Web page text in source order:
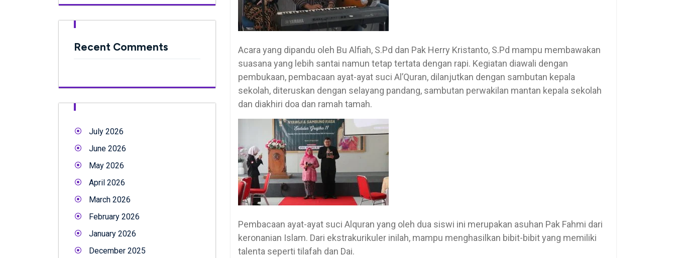
Acara yang dipandu oleh Bu Alfiah, S.Pd dan Pak Herry Kristanto, S.Pd mampu membawakan
suasana yang lebih santai namun tetap tertata dengan rapi. Kegiatan diawali dengan
pembukaan, pembacaan ayat-ayat suci Al’Quran, dilanjutkan dengan sambutan kepala
sekolah, diteruskan dengan selayang pandang, sambutan perwakilan mantan kepala sekolah
dan diakhiri doa dan ramah tamah.
Pembacaan ayat-ayat suci Alquran yang oleh dua siswi ini merupakan asuhan Pak Fahmi dari
keronanian Islam. Dari ekstrakurikuler inilah, mampu menghasilkan bibit-bibit yang memiliki
talenta seperti tilafah dan Dai.
Recent Comments
July 2026
June 2026
May 2026
April 2026
March 2026
February 2026
January 2026
December 2025